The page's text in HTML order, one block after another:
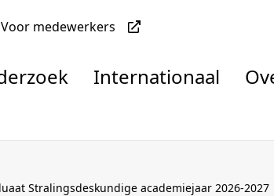
Voor medewerkers
Internationaal
Stralingsdeskundige academiejaar 2026-2027